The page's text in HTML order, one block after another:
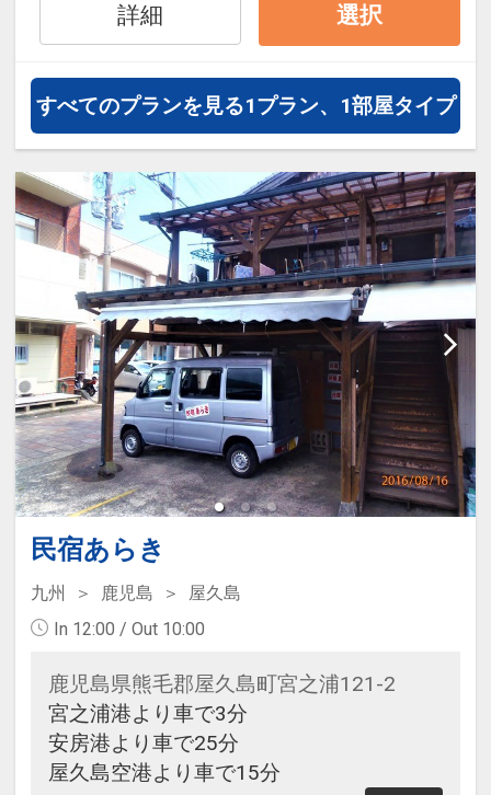
ら、一都市滞在はもちろん周遊旅行
にも最適！
旅行期間中の1泊だけの宿泊や延
泊・飛び泊なども自由自在です。
フライトは、安心のJAL（または
JALグループ）確約！フライトマイ
ル50%貯まります。
オプションでレンタカーや現地交
通・体験プランなどの追加（同時予
約）が可能なプランもございます。
詳細 選択
すべてのプランを見る1プラン、1部屋タイプ
民宿あらき
九州 鹿児島
屋久島
In 12:00 / Out 10:00
鹿児島県熊毛郡屋久島町宮之浦121-2
宮之浦港より車で3分
安房港より車で25分
屋久島空港より車で15分